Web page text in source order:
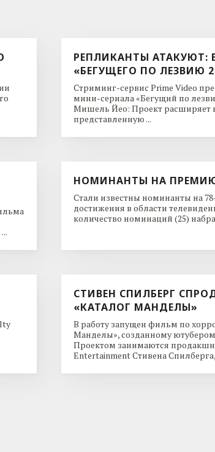
РЕПЛИКАНТЫ АТАКУЮТ:
«БЕГУЩЕГО ПО ЛЕЗВИЮ
Стриминг-сервис Prime Video
мини-сериала «Бегущий по
Мишель Йео: Проект расширяет
представленную ...
НОМИНАНТЫ НА
Стали известны номинанты на
достижения в области
количество номинаций (25)
СТИВЕН СПИЛБЕРГ
«КАТАЛОГ МАНДЕЛЫ»
В работу запущен фильм по
Манделы», созданному
Проектом занимаются
Entertainment Стивена Спилберга,